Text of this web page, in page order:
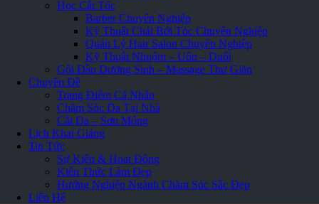
Học Cắt Tóc
Barber Chuyên Nghiệp
Kỹ Thuật Chải Bới Tóc Chuyên Nghiệp
Quản Lý Hair Salon Chuyên Nghiệp
Kỹ Thuật Nhuộm – Uốn – Duỗi
Gội Đầu Dưỡng Sinh – Massage Thư Giãn
Chuyên Đề
Trang Điểm Cá Nhân
Chăm Sóc Da Tại Nhà
Cắt Da – Sơn Móng
Lịch Khai Giảng
Tin Tức
Sự Kiện & Hoạt Động
Kiến Thức Làm Đẹp
Hướng Nghiệp Ngành Chăm Sóc Sắc Đẹp
Liên Hệ